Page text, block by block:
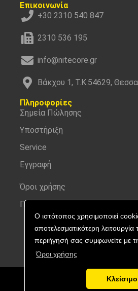
Ο ιστότοπος χρησιμοποιεί
αποτελεσματικότερη λειτουργία
περιήγησή σας συμφωνείτε με
Όροι χρήσης
Κλείσιμο
Επικοινωνία
+30 2310 540 847
2310 536 195
info@nitecore.gr
Βάκχου 1, Τ.Κ.54629,
Πληροφορίες
Σημεία Πώλησης
Υποστήριξη
Service
Εγγραφή
Όροι χρήσης
Προσωπικά δεδομένα
Copyright © 2026 Nitecore |